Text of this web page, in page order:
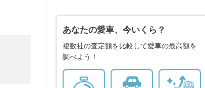
あなたの愛車、今いくら？
複数社の査定額を比較して愛車の最高額を
調べよう！